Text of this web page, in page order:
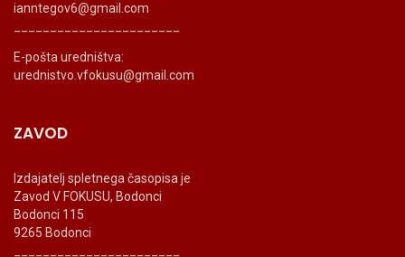
ianntegov6@gmail.com
E-pošta uredništva:
urednistvo.vfokusu@gmail.com
ZAVOD
Izdajatelj spletnega časopisa je
Zavod V FOKUSU, Bodonci
Bodonci 115
9265 Bodonci